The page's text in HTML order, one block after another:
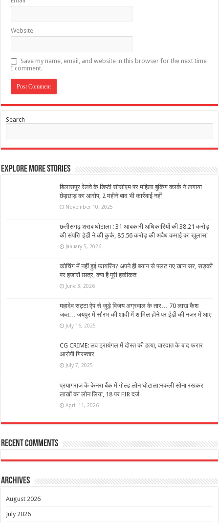
Website
Save my name, email, and website in this browser for the next time
I comment.
Search
Explore More Stories
बिलासपुर रेलवे के डिप्टी सीसीएम पर महिला बुकिंग क्लर्क ने लगाया
छेड़छाड़ का आरोप, 2 महीने बाद भी कार्रवाई नहीं
November 10, 2025
छत्तीसगढ़ शराब घोटाला : 31 आबकारी अधिकारियों की 38.21 करोड़
की संपत्ति ईडी ने की कुर्क, 85.56 करोड़ की अवैध कमाई का खुलासा
January 5, 2026
कोचिंग में नहीं हुई फायरिंग? अपने ही बयान से पलट गए खान सर, सड़कों
पर हजारों छात्र, क्‍या है पूरी हकीकत
June 3, 2026
महादेव सट्टा ऐप से जुड़े विजय अग्रवाल के तार… 70 लाख कैश
जब्त… जयपुर में सौरभ की शादी में शामिल होने पर ईडी की नजर में आए
July 16, 2025
CG CRIME: लव ट्रायंगल में दोस्त की हत्या, वारदात के बाद फरार
आरोपी गिरफ्तार
July 7, 2025
प्रयागराज के केनरा बैंक में गोल्ड लोन घोटाला:नकली सोना रखकर
लाखों का लोन लिया, 18 पर FIR दर्ज
April 11, 2026
Recent Comments
Archives
August 2026
July 2026